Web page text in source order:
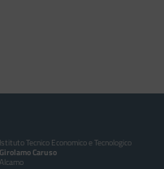
Istituto Tecnico Economico e Tecnologico
Girolamo Caruso
Alcamo